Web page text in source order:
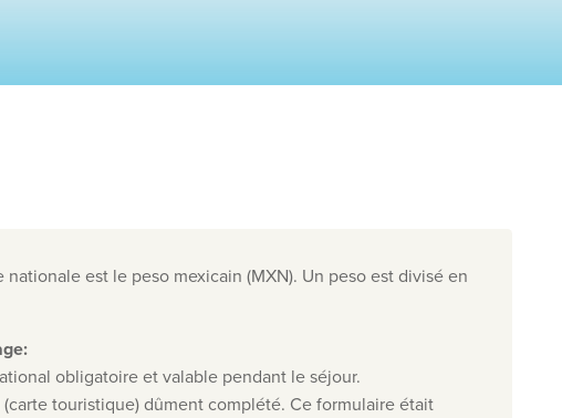
Nos agences de voyage
nationale est le peso mexicain (MXN). Un peso est divisé en
:
obligatoire et valable pendant le séjour.
(carte touristique) dûment complété. Ce formulaire était